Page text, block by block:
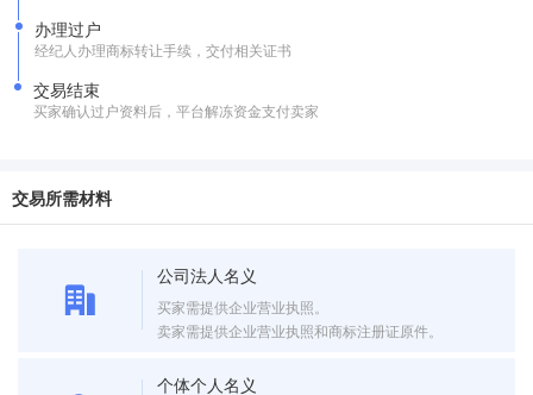
办理过户
经纪人办理商标转让手续，交付相关证书
交易结束
买家确认过户资料后，平台解冻资金支付卖家
交易所需材料
公司法人名义
买家需提供企业营业执照。
卖家需提供企业营业执照和商标注册证原件。
个体个人名义